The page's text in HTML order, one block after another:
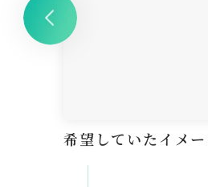
希望していたイメ